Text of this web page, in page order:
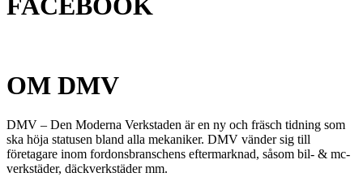
OM DMV
DMV – Den Moderna Verkstaden är en ny och fräsch tidning som
ska höja statusen bland alla mekaniker. DMV vänder sig till
företagare inom fordonsbranschens eftermarknad, såsom bil- & mc-
verkstäder, däckverkstäder mm.